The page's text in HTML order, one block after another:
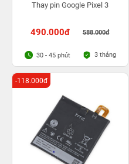
Thay pin Google Pixel 3
490.000đ 588.000đ
30 - 45 phút 3 tháng
-118.000đ